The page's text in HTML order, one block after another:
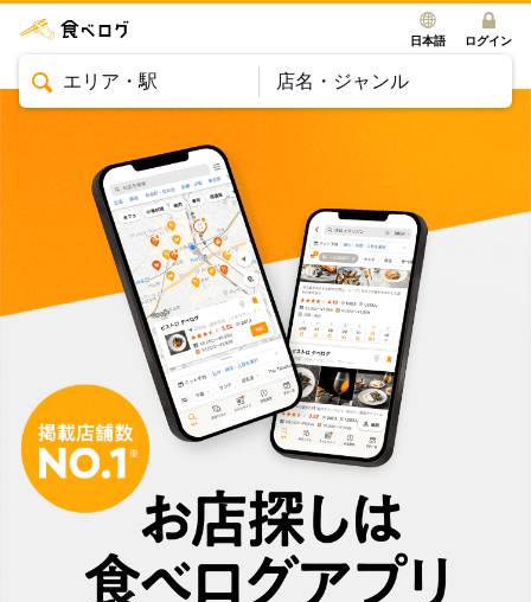
日本語 ログイン
エリア・駅 店名・ジャンル